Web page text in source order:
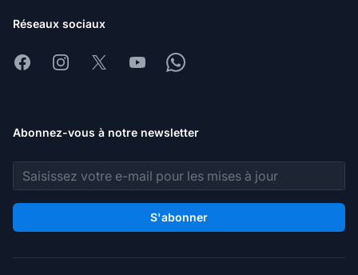
Réseaux sociaux
FacebookInstagram
X YoutubeWhatsapp
Abonnez-vous à notre newsletter
Adresse e-mail
S'abonner